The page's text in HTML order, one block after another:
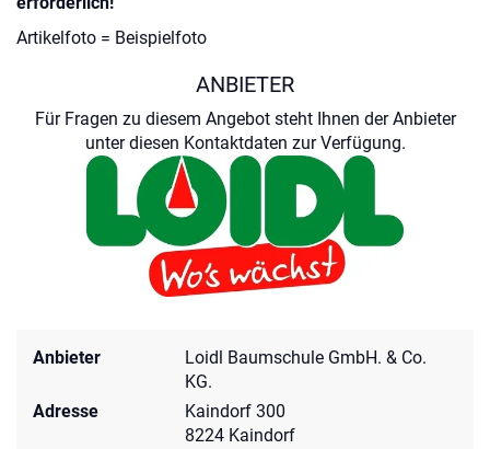
Artikelfoto = Beispielfoto
ANBIETER
Für Fragen zu diesem Angebot steht Ihnen der Anbieter
unter diesen Kontaktdaten zur Verfügung.
Anbieter
Loidl Baumschule GmbH. & Co.
KG.
Adresse
Kaindorf 300
8224 Kaindorf